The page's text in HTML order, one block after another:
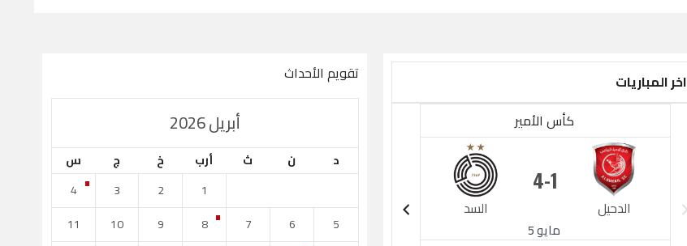
اخر المباريات
كأس الأمير
الدحيل
1
السد
4
مايو 5
الدحيل
4
العربي
0
مايو 1
الدحيل
2
تقويم الأحداث
أبريل 2026
د ن ث أرب خ ج س
1
2
3
4
5
6
7
8
9
10
11